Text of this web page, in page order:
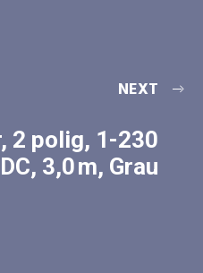
NEXT
2 polig, 1-230
3,0 m, Grau